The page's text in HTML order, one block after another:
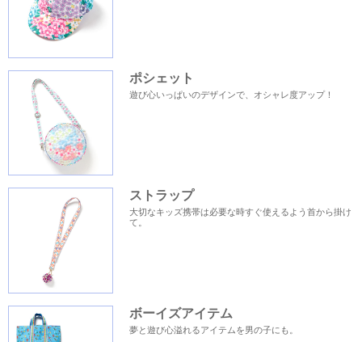
ポシェット
遊び心いっぱいのデザインで、オシャレ度アップ！
ストラップ
大切なキッズ携帯は必要な時すぐ使えるよう首から掛け
て。
ボーイズアイテム
夢と遊び心溢れるアイテムを男の子にも。